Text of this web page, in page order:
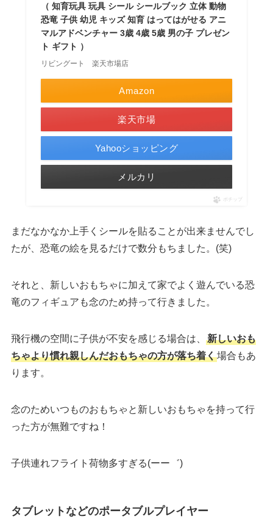
（ 知育玩具 玩具 シール シールブック 立体 動物
恐竜 子供 幼児 キッズ 知育 はってはがせる アニ
マルアドベンチャー 3歳 4歳 5歳 男の子 プレゼン
ト ギフト ）
リビングート 楽天市場店
Amazon
楽天市場
Yahooショッピング
メルカリ
ポチップ
まだなかなか上手くシールを貼ることが出来ませんでし
たが、恐竜の絵を見るだけで数分もちました。(笑)
それと、新しいおもちゃに加えて家でよく遊んでいる恐
竜のフィギュアも念のため持って行きました。
飛行機の空間に子供が不安を感じる場合は、
新しいおも
ちゃより慣れ親しんだおもちゃの方が落ち着く場合もあ
ります。
念のためいつものおもちゃと新しいおもちゃを持って行
った方が無難ですね！
子供連れフライト荷物多すぎる(ーー゛)
タブレットなどのポータブルプレイヤー